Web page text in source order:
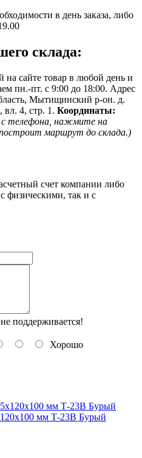
в день заказа, либо
склада:
на сайте товар в любой день и
пн.-пт. с 9:00 до 18:00. Адрес
Мытищинский р-он. д.
4, стр. 1. Координаты:
с телефона, нажмите на
маршрут до склада.)
счет компании либо
физическими, так и с
поддерживается!
Хорошо
мм Т-23В Бурый